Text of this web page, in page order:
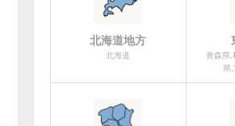
北海道地方
北海道
青森県,
県